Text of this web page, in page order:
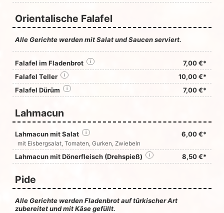
Orientalische Falafel
Alle Gerichte werden mit Salat und Saucen serviert.
Falafel im Fladenbrot 7,00 €*
i
Falafel Teller 10,00 €*
i
Falafel Dürüm 7,00 €*
i
Lahmacun
Lahmacun mit Salat 6,00 €*
i
mit Eisbergsalat, Tomaten, Gurken, Zwiebeln
Lahmacun mit Dönerfleisch (Drehspieß) 8,50 €*
i
Pide
Alle Gerichte werden Fladenbrot auf türkischer Art
zubereitet und mit Käse gefüllt.